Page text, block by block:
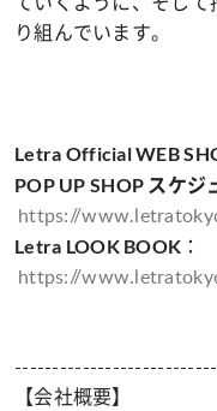
り組んでいます。
Letra Official WEB
POP UP SHOP スケジ
https://
Letra LOOK BOOK ：
https://
【会社概要】